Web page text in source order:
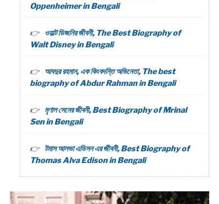
Oppenheimer in Bengali
ওয়াল্ট ডিজনির জীবনী, The Best Biography of
Walt Disney in Bengali
আবদুর রহমান, এক কিংবদন্তি অভিনেতা, The best
biography of Abdur Rahman in Bengali
মৃণাল সেনের জীবনী, Best Biography of Mrinal
Sen in Bengali
টমাস আলভা এডিসন এর জীবনী, Best Biography of
Thomas Alva Edison in Bengali